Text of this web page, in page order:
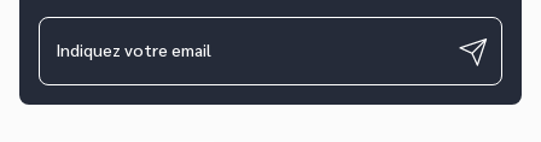
Indiquez votre email